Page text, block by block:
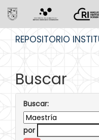
REPOSITORIO
Buscar
Buscar:
por